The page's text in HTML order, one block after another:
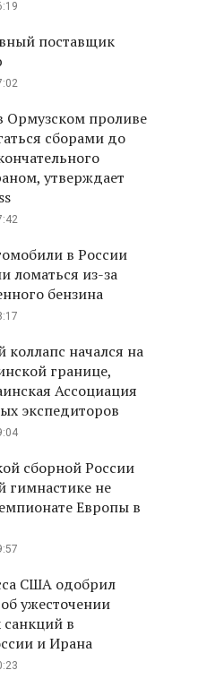
поставщик
Ормузском проливе
сборами до
утверждает
в России
ломаться из-за
бензина
начался на
границе,
Ассоциация
экспедиторов
сборной России
гимнастике не
Европы в
США одобрил
ужесточении
в
и Ирана